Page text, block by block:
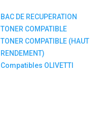
BAC DE RECUPERATION
TONER COMPATIBLE
TONER COMPATIBLE (HAUT
RENDEMENT)
Compatibles OLIVETTI